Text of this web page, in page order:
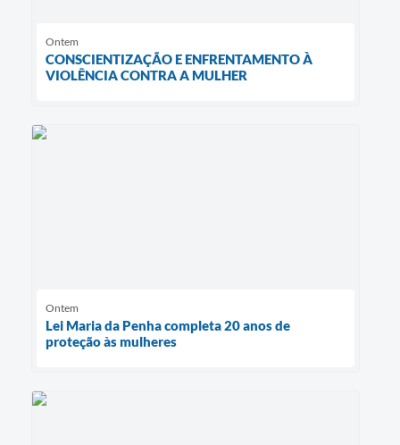
Ontem
CONSCIENTIZAÇÃO E ENFRENTAMENTO À
VIOLÊNCIA CONTRA A MULHER
Ontem
Lei Maria da Penha completa 20 anos de
proteção às mulheres